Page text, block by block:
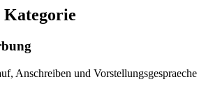
Kategorie
Anschreiben und Vorstellungsgespraeche